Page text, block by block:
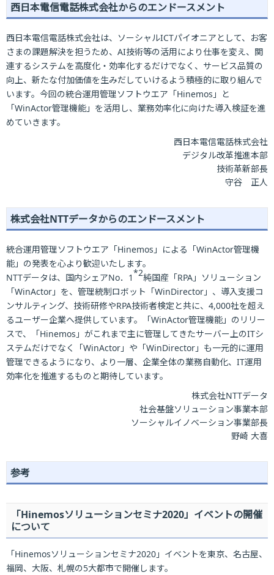
西日本電信電話株式会社からのエンドースメント
西日本電信電話株式会社は、ソーシャルICTパイオニアとして、お客
さまの課題解決を担うため、AI技術等の活用により仕事を変え、関
連するシステムを高度化・効率化するだけでなく、サービス品質の
向上、新たな付加価値を生みだしていけるよう積極的に取り組んで
います。今回の統合運用管理ソフトウエア「Hinemos」と
「WinActor管理機能」を活用し、業務効率化に向けた導入検証を進
めていきます。
西日本電信電話株式会社
デジタル改革推進本部
技術革新部長
守谷 正人
株式会社NTTデータからのエンドースメント
統合運用管理ソフトウエア「Hinemos」による「WinActor管理機
能」の発表を心より歓迎いたします。
NTTデータは、国内シェアNo．1*2純国産「RPA」ソリューション
「WinActor」を、管理統制ロボット「WinDirector」、導入支援コ
ンサルティング、技術研修やRPA技術者検定と共に、4,000社を超え
るユーザー企業へ提供しています。「WinActor管理機能」のリリー
スで、「Hinemos」がこれまで主に管理してきたサーバー上のITシ
ステムだけでなく「WinActor」や「WinDirector」も一元的に運用
管理できるようになり、より一層、企業全体の業務自動化、IT運用
効率化を推進するものと期待しています。
株式会社NTTデータ
社会基盤ソリューション事業本部
ソーシャルイノベーション事業部長
野崎 大喜
参考
「Hinemosソリューションセミナ2020」イベントの開催
について
「Hinemosソリューションセミナ2020」イベントを東京、名古屋、
福岡、大阪、札幌の5大都市で開催します。